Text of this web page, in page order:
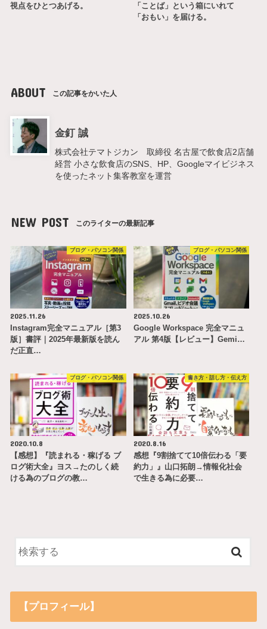
視点をひとつあげる。
「ことば」という箱にいれて
「おもい」を届ける。
ABOUT この記事をかいた人
金釘 誠
株式会社テマトジカン 取締役 名古屋で飲食店2店舗
経営 小さな飲食店のSNS、HP、Googleマイビジネス
を使ったネット集客教室を運営
NEW POST このライターの最新記事
ブログ・パソコン関係
2025.11.26
Instagram完全マニュアル［第3
版］書評｜2025年最新版を読ん
だ正直…
ブログ・パソコン関係
2025.10.26
Google Workspace 完全マニュ
アル 第4版【レビュー】Gemi…
ブログ・パソコン関係
2020.10.8
【感想】『読まれる・稼げる ブ
ログ術大全』ヨス→たのしく続
ける為のブログの教…
書き方・話し方・伝え方
2020.8.16
感想『9割捨てて10倍伝わる「要
約力」』山口拓朗→情報化社会
で生きる為に必要…
【プロフィール】